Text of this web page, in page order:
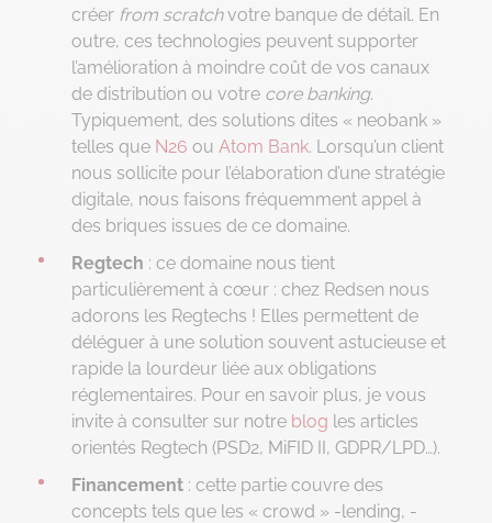
créer from scratchvotre banque de détail. En
outre, ces technologies peuvent supporter
l’amélioration à moindre coût de vos canaux
de distribution ou votre core banking.
Typiquement, des solutions dites « neobank »
telles que N26 ou Atom Bank. Lorsqu’un client
nous sollicite pour l’élaboration d’une stratégie
digitale, nous faisons fréquemment appel à
des briques issues de ce domaine.
Regtech : ce domaine nous tient
particulièrement à cœur : chez Redsen nous
adorons les Regtechs ! Elles permettent de
déléguer à une solution souvent astucieuse et
rapide la lourdeur liée aux obligations
réglementaires. Pour en savoir plus, je vous
invite à consulter sur notre blog les articles
orientés Regtech (PSD2, MiFID II, GDPR/LPD…).
Financement : cette partie couvre des
concepts tels que les « crowd » -lending, -